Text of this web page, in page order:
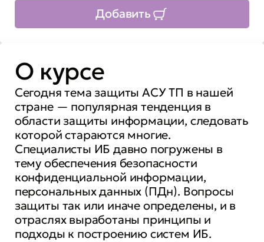
Добавить
О курсе
Сегодня тема защиты АСУ ТП в нашей
стране — популярная тенденция в
области защиты информации, следовать
которой стараются многие.
Специалисты ИБ давно погружены в
тему обеспечения безопасности
конфиденциальной информации,
персональных данных (ПДн). Вопросы
защиты так или иначе определены, и в
отраслях выработаны принципы и
подходы к построению систем ИБ.